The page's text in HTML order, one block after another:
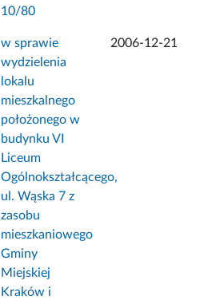
10/80
w sprawie
wydzielenia
lokalu
mieszkalnego
położonego w
budynku VI
Liceum
Ogólnokształcącego,
ul. Wąska 7 z
zasobu
mieszkaniowego
Gminy
Miejskiej
Kraków i
2006-12-21